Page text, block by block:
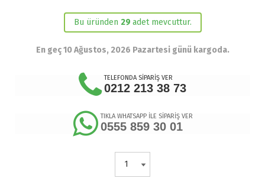
Bu üründen 29 adet mevcuttur.
En geç 10 Ağustos, 2026 Pazartesi günü kargoda.
TELEFONDA SİPARİŞ VER
0212 213 38 73
TIKLA WHATSAPP İLE SİPARİŞ VER
0555 859 30 01